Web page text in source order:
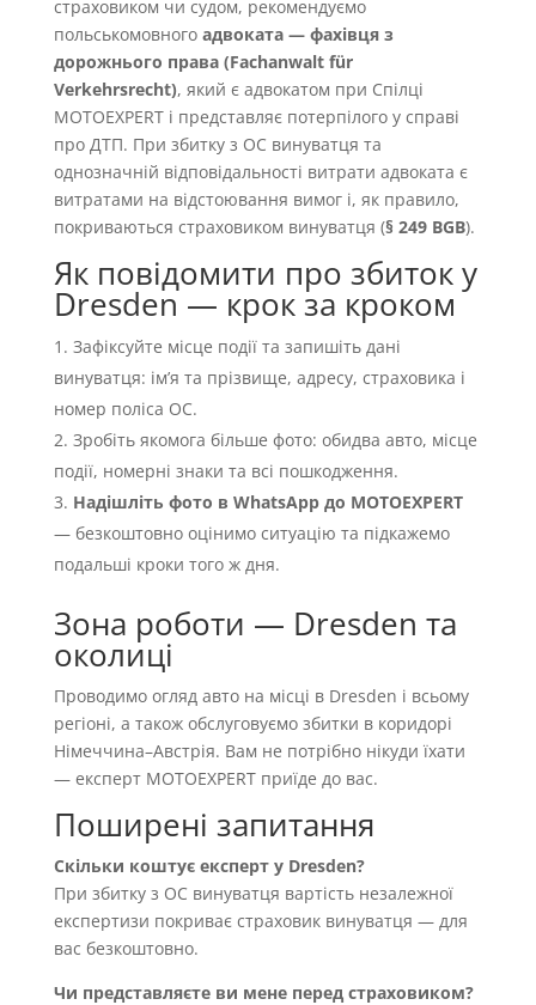
страховиком чи судом, рекомендуємо
польськомовного адвоката — фахівця з
дорожнього права (Fachanwalt für
Verkehrsrecht), який є адвокатом при Спілці
MOTOEXPERT і представляє потерпілого у справі
про ДТП. При збитку з OC винуватця та
однозначній відповідальності витрати адвоката є
витратами на відстоювання вимог і, як правило,
покриваються страховиком винуватця (§ 249 BGB).
Як повідомити про збиток у
Dresden — крок за кроком
Зафіксуйте місце події та запишіть дані
винуватця: імʼя та прізвище, адресу, страховика і
номер поліса OC.
Зробіть якомога більше фото: обидва авто, місце
події, номерні знаки та всі пошкодження.
Надішліть фото в WhatsApp до MOTOEXPERT
— безкоштовно оцінимо ситуацію та підкажемо
подальші кроки того ж дня.
Зона роботи — Dresden та
околиці
Проводимо огляд авто на місці в Dresden і всьому
регіоні, а також обслуговуємо збитки в коридорі
Німеччина–Австрія. Вам не потрібно нікуди їхати
— експерт MOTOEXPERT приїде до вас.
Поширені запитання
Скільки коштує експерт у Dresden?
При збитку з OC винуватця вартість незалежної
експертизи покриває страховик винуватця — для
вас безкоштовно.
Чи представляєте ви мене перед страховиком?